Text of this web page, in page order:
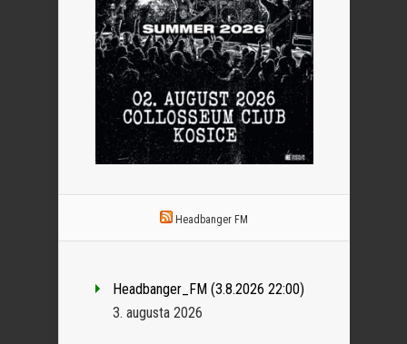
Headbanger FM
Headbanger_FM (3.8.2026 22:00)
3. augusta 2026